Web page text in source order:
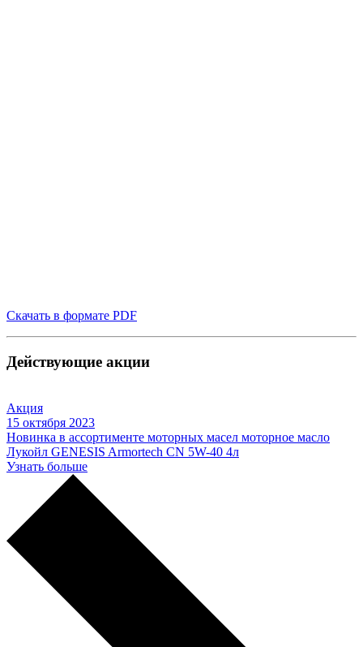
Скачать в формате PDF
Действующие акции
Акция
15 октября 2023
Новинка в ассортименте моторных масел моторное масло
Лукойл GENESIS Armortech CN 5W-40 4л
Узнать больше